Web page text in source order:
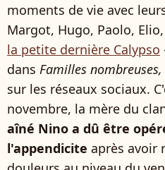
moments de vie avec
Margot, Hugo, Paolo,
la petite dernière Calypso
dans Familles nombreuses,
sur les réseaux sociaux.
novembre, la mère du
aîné Nino a dû être
l'appendicite après avoir